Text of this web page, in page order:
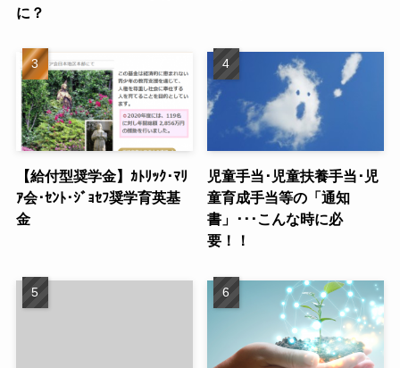
に？
【給付型奨学金】ｶﾄﾘｯｸ･ﾏﾘ
ｱ会･ｾﾝﾄ･ｼﾞｮｾﾌ奨学育英基
金
児童手当･児童扶養手当･児
童育成手当等の「通知
書」･･･こんな時に必
要！！